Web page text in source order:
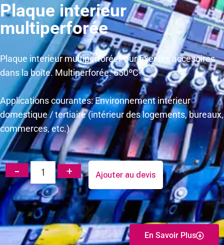
Plaque interieur
multiperforée
Plaque interieur multiperforéePour fixer les accesoires
dans la boîte. Multiperforée. 650ºC-
Applications courantes: Environnement intérieur
domestique / tertiaire (intérieur des logements, bureaux,
commerces, etc.)
Ajouter au devis
En Savoir Plus